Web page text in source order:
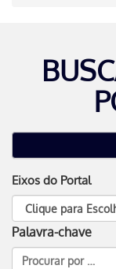
Eixos do Portal
Palavra-chave